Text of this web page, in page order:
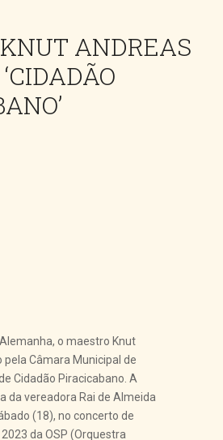
ANDREAS
o maestro Knut
Câmara Municipal de
Cidadão Piracicabano. A
da vereadora Rai de Almeida
(18), no concerto de
da OSP (Orquestra